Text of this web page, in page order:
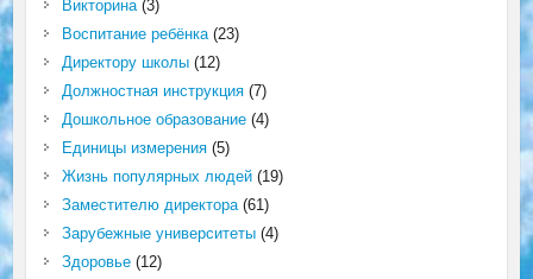
Викторина(3)
Воспитание ребёнка(23)
Директору школы(12)
Должностная инструкция(7)
Дошкольное образование(4)
Единицы измерения(5)
Жизнь популярных людей(19)
Заместителю директора(61)
Зарубежные университеты(4)
Здоровье(12)